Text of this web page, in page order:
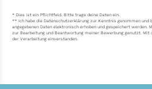
* Dies ist ein Pflichtfeld. Bitte trage deine Daten ein.
** Ich habe die Datenschutzerklärung zur Kenntnis genommen und
angegebenen Daten elektronisch erhoben und gespeichert werden.
zur Bearbeitung und Beantwortung meiner Bewerbung genutzt.
der Verarbeitung einverstanden.